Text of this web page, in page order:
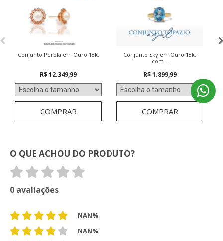
Conjunto Pérola em Ouro 18k.
R$ 12.349,99
COMPRAR
Conjunto Sky em Ouro 18k.
com...
R$ 1.899,99
COMPRAR
O QUE ACHOU DO PRODUTO?
0 avaliações
NAN%
NAN%